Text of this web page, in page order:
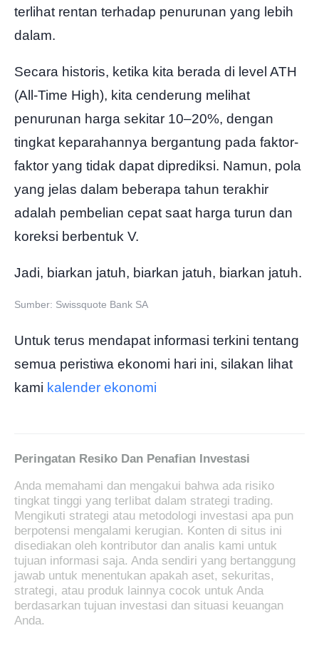
terlihat rentan terhadap penurunan yang lebih
dalam.
Secara historis, ketika kita berada di level ATH
(All-Time High), kita cenderung melihat
penurunan harga sekitar 10–20%, dengan
tingkat keparahannya bergantung pada faktor-
faktor yang tidak dapat diprediksi. Namun, pola
yang jelas dalam beberapa tahun terakhir
adalah pembelian cepat saat harga turun dan
koreksi berbentuk V.
Jadi, biarkan jatuh, biarkan jatuh, biarkan jatuh.
Sumber: Swissquote Bank SA
Untuk terus mendapat informasi terkini tentang
semua peristiwa ekonomi hari ini, silakan lihat
kami kalender ekonomi
Peringatan Resiko Dan Penafian Investasi
Anda memahami dan mengakui bahwa ada risiko
tingkat tinggi yang terlibat dalam strategi trading.
Mengikuti strategi atau metodologi investasi apa pun
berpotensi mengalami kerugian. Konten di situs ini
disediakan oleh kontributor dan analis kami untuk
tujuan informasi saja. Anda sendiri yang bertanggung
jawab untuk menentukan apakah aset, sekuritas,
strategi, atau produk lainnya cocok untuk Anda
berdasarkan tujuan investasi dan situasi keuangan
Anda.